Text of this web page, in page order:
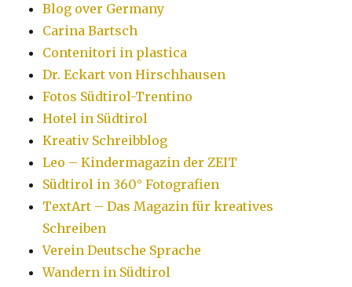
Blog over Germany
Carina Bartsch
Contenitori in plastica
Dr. Eckart von Hirschhausen
Fotos Südtirol-Trentino
Hotel in Südtirol
Kreativ Schreibblog
Leo – Kindermagazin der ZEIT
Südtirol in 360° Fotografien
TextArt – Das Magazin für kreatives
Schreiben
Verein Deutsche Sprache
Wandern in Südtirol